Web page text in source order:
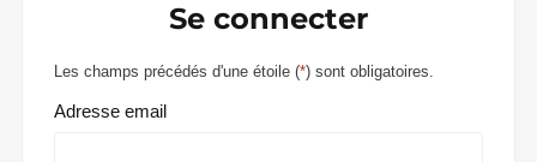
Se connecter
Les champs précédés d'une étoile (*) sont obligatoires.
Adresse email